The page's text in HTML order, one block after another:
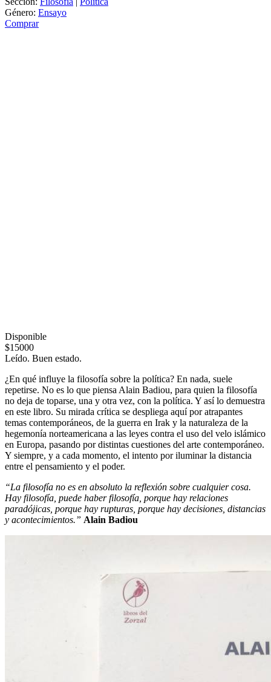
Género: Ensayo
Comprar
Disponible
$15000
Leído. Buen estado.
¿En qué influye la filosofía sobre la política? En nada, suele
repetirse. No es lo que piensa Alain Badiou, para quien la filosofía
no deja de toparse, una y otra vez, con la política. Y así lo demuestra
en este libro. Su mirada crítica se despliega aquí por atrapantes
temas contemporáneos, de la guerra en Irak y la naturaleza de la
hegemonía norteamericana a las leyes contra el uso del velo islámico
en Europa, pasando por distintas cuestiones del arte contemporáneo.
Y siempre, y a cada momento, el intento por iluminar la distancia
entre el pensamiento y el poder.
“La filosofía no es en absoluto la reflexión sobre cualquier cosa.
Hay filosofía, puede haber filosofía, porque hay relaciones
paradójicas, porque hay rupturas, porque hay decisiones, distancias
y acontecimientos.” Alain Badiou